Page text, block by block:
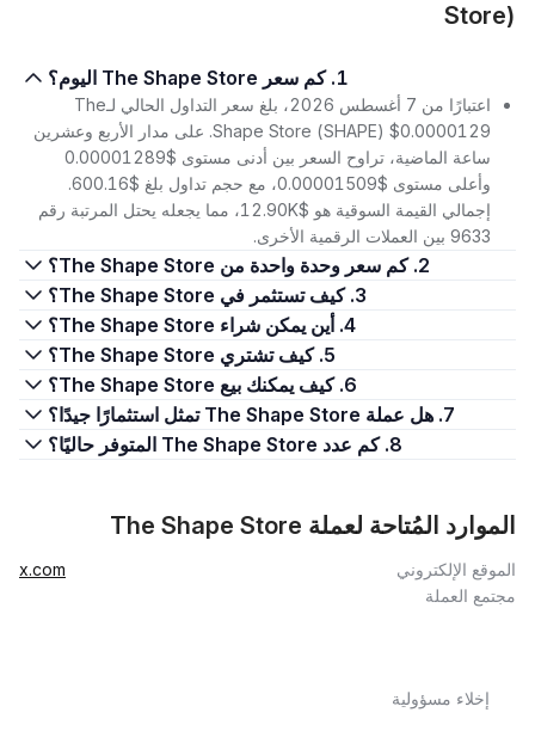
Store)
1. كم سعر The Shape Store اليوم؟
اعتبارًا من 7 أغسطس 2026، بلغ سعر التداول الحالي لـThe
Shape Store (SHAPE) $0.0000129. على مدار الأربع وعشرين
ساعة الماضية، تراوح السعر بين أدنى مستوى $0.00001289
وأعلى مستوى $0.00001509، مع حجم تداول بلغ $600.16.
إجمالي القيمة السوقية هو $12.90K، مما يجعله يحتل المرتبة رقم
9633 بين العملات الرقمية الأخرى.
2. كم سعر وحدة واحدة من The Shape Store؟
3. كيف تستثمر في The Shape Store؟
4. أين يمكن شراء The Shape Store؟
5. كيف تشتري The Shape Store؟
6. كيف يمكنك بيع The Shape Store؟
7. هل عملة The Shape Store تمثل استثمارًا جيدًا؟
8. كم عدد The Shape Store المتوفر حاليًا؟
الموارد المُتاحة لعملة The Shape Store
الموقع الإلكتروني
x.com
مجتمع العملة
إخلاء مسؤولية